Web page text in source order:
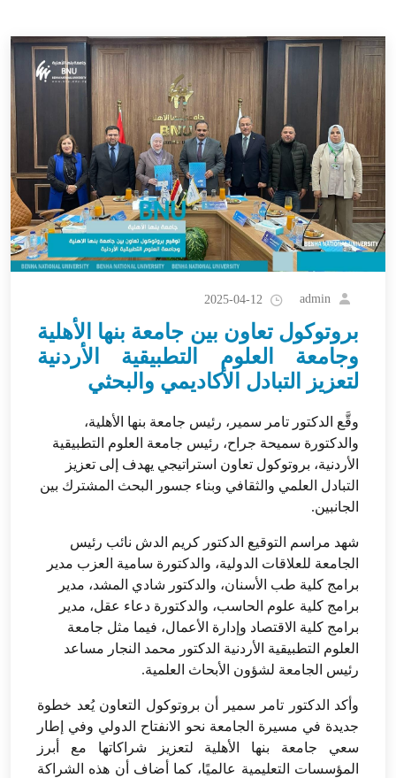
admin
2025-04-12
بروتوكول تعاون بين جامعة بنها الأهلية
وجامعة العلوم التطبيقية الأردنية
لتعزيز التبادل الأكاديمي والبحثي
وقَّع الدكتور تامر سمير، رئيس جامعة بنها الأهلية،
والدكتورة سميحة جراح، رئيس جامعة العلوم التطبيقية
الأردنية، بروتوكول تعاون استراتيجي يهدف إلى تعزيز
التبادل العلمي والثقافي وبناء جسور البحث المشترك بين
الجانبين.
شهد مراسم التوقيع الدكتور كريم الدش نائب رئيس
الجامعة للعلاقات الدولية، والدكتورة سامية العزب مدير
برامج كلية طب الأسنان، والدكتور شادي المشد، مدير
برامج كلية علوم الحاسب، والدكتورة دعاء عقل، مدير
برامج كلية الاقتصاد وإدارة الأعمال، فيما مثل جامعة
العلوم التطبيقية الأردنية الدكتور محمد النجار مساعد
رئيس الجامعة لشؤون الأبحاث العلمية.
وأكد الدكتور تامر سمير أن بروتوكول التعاون يُعد خطوة
جديدة في مسيرة الجامعة نحو الانفتاح الدولي وفي إطار
سعي جامعة بنها الأهلية لتعزيز شراكاتها مع أبرز
المؤسسات التعليمية عالميًا، كما أضاف أن هذه الشراكة